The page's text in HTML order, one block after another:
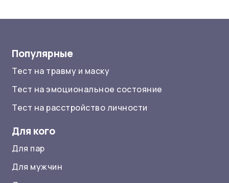
Популярные
Тест на травму и маску
Тест на эмоциональное состояние
Тест на расстройство личности
Для кого
Для пар
Для мужчин